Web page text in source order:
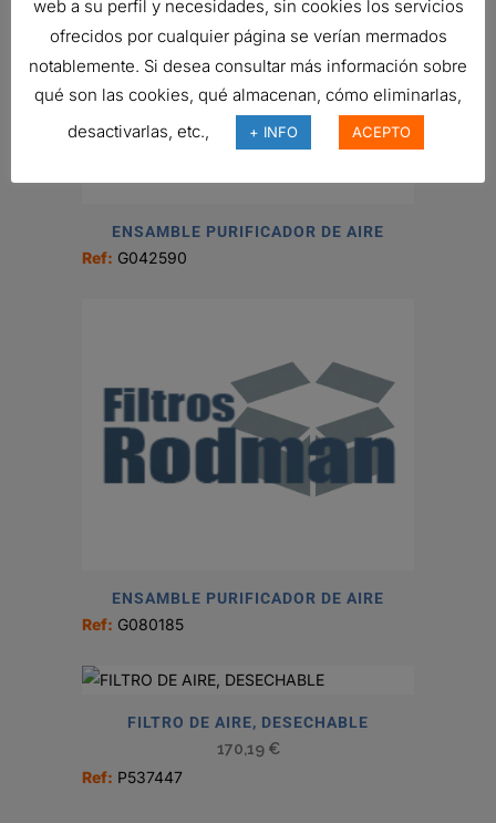
ENSAMBLE PURIFICADOR DE AIRE
Ref: G042590
ENSAMBLE PURIFICADOR DE AIRE
Ref: G080185
FILTRO DE AIRE, DESECHABLE
170,19 €
Ref: P537447
web a su perfil y necesidades, sin cookies los servicios
ofrecidos por cualquier página se verían mermados
notablemente. Si desea consultar más información sobre
qué son las cookies, qué almacenan, cómo eliminarlas,
desactivarlas, etc.,
+ INFO ACEPTO